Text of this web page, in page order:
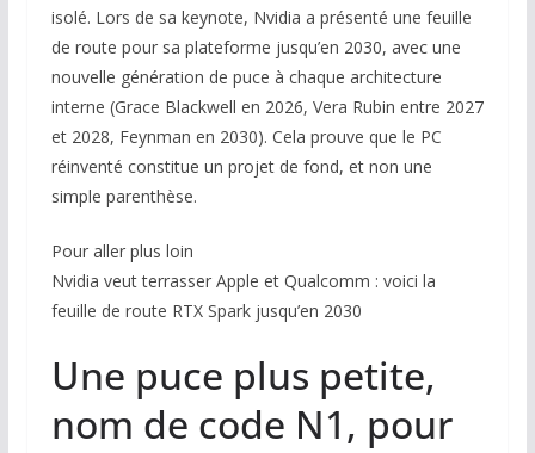
isolé. Lors de sa keynote, Nvidia a présenté une feuille
de route pour sa plateforme jusqu’en 2030, avec une
nouvelle génération de puce à chaque architecture
interne (Grace Blackwell en 2026, Vera Rubin entre 2027
et 2028, Feynman en 2030). Cela prouve que le PC
réinventé constitue un projet de fond, et non une
simple parenthèse.
Pour aller plus loin
Nvidia veut terrasser Apple et Qualcomm : voici la
feuille de route RTX Spark jusqu’en 2030
Une puce plus petite,
nom de code N1, pour